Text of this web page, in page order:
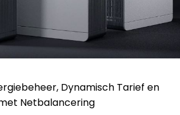
Dynamisch Tarief en
Netbalancering